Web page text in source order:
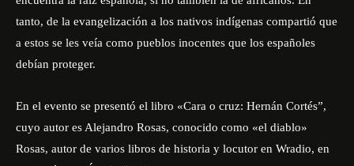
tanto, de la evangelización a los nativos indígenas compartió que
a estos se les veía como pueblos inocentes que los españoles
debían proteger.
En el evento se presentó el libro «Cara o cruz: Hernán Cortés”,
cuyo autor es Alejandro Rosas, conocido como «el diablo»
Rosas, autor de varios libros de historia y locutor en Wradio, en